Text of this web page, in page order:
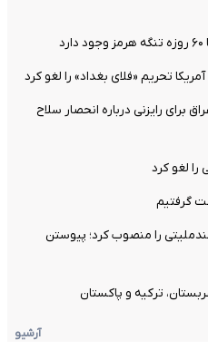
تحریم «فلای بغداد» را لغو کرد
برای رایزنی درباره انحصار سلاح
لغو کرد
گرفتیم
را منصوب کرد؛ پیوستن
ترکیه و پاکستان
آرشیو